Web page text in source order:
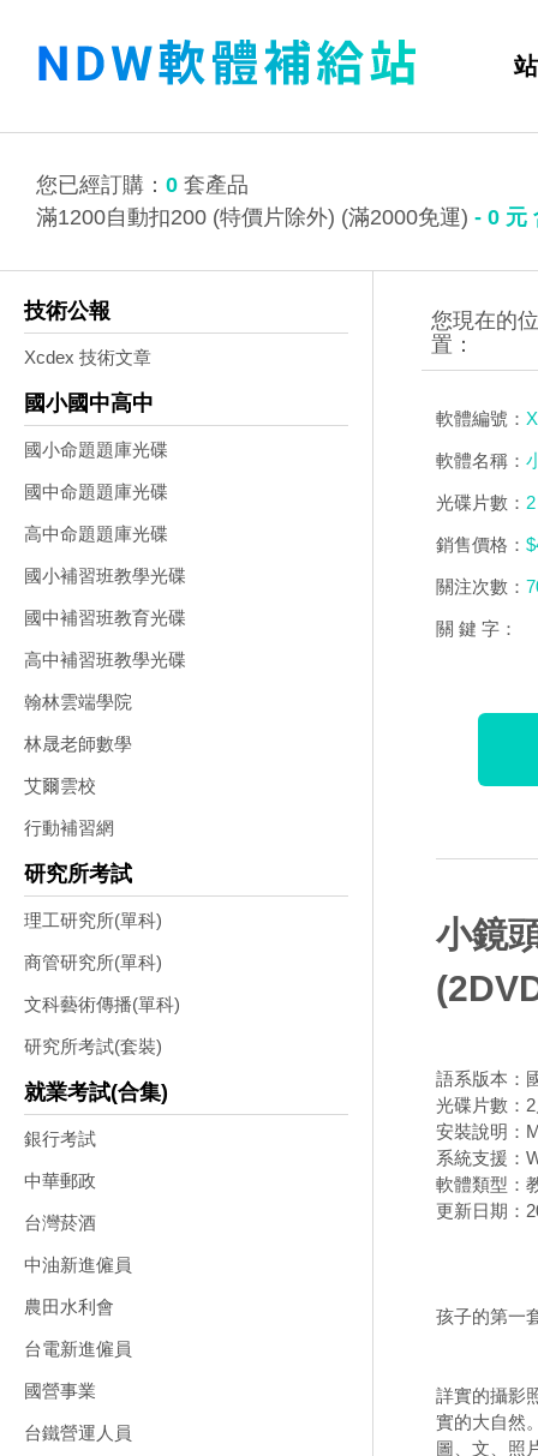
您已經訂購： 0 套產品
滿1200自動扣200 (特價片除外) (滿2000免運) - 0 元
技術公報
Xcdex 技術文章
國小國中高中
國小命題題庫光碟
國中命題題庫光碟
高中命題題庫光碟
國小補習班教學光碟
國中補習班教育光碟
高中補習班教學光碟
翰林雲端學院
林晟老師數學
艾爾雲校
行動補習網
研究所考試
理工研究所(單科)
商管研究所(單科)
文科藝術傳播(單科)
研究所考試(套裝)
就業考試(合集)
銀行考試
中華郵政
台灣菸酒
中油新進僱員
農田水利會
台電新進僱員
國營事業
台鐵營運人員
軟體編號：
軟體名稱：
光碟片數： 2
銷售價格：
關注次數：
關 鍵 字：
小鏡
語系版本：
光碟片數：
安裝說明：
系統支援：
軟體類型：
更新日期：
孩子的第一
詳實的攝影
實的大自然
圖、文、照